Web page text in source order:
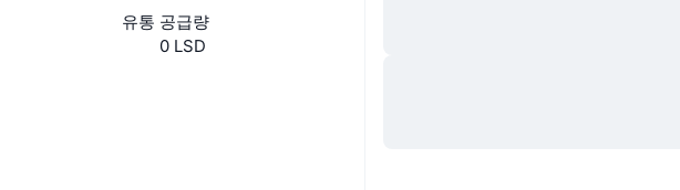
유통 공급량
0 LSD